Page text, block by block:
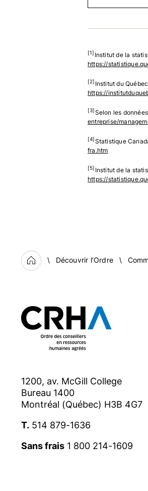
[1] Institut de la
https://
[2] Institut du
https://
[3]Selon les
entreprise/
[4]Statistique
fra.htm
[5] Institut de la
https://
Accueil
Découvrir l’Ordre
1200, av. McGill College
Bureau 1400
Montréal (Québec) H3B 4G7
T. 514 879-1636
Sans frais 1 800 214-1609